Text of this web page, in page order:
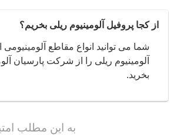
از کجا پروفیل آلومینیوم ریلی بخریم؟
شما می توانید انواع مقاطع آلومینیومی
آلومینیوم ریلی را از شرکت پارسیان
بخرید.
به این مطلب